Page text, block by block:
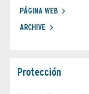
PÁGINA WEB
ARCHIVE
Protección